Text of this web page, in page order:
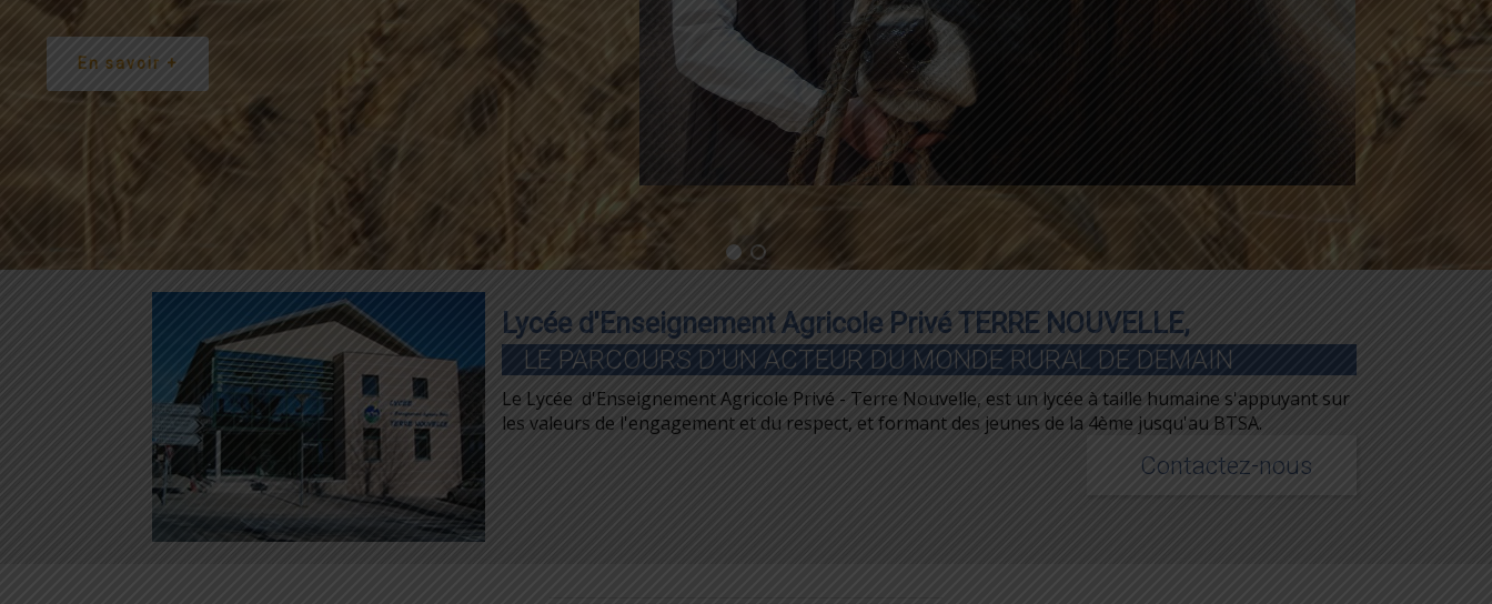
En savoir +
Lycée d'Enseignement Agricole Privé TERRE NOUVELLE,
LE PARCOURS D'UN ACTEUR DU MONDE RURAL DE DEMAIN
Le Lycée d'Enseignement Agricole Privé - Terre Nouvelle, est un lycée à taille humaine s'appuyant sur
les valeurs de l'engagement et du respect, et formant des jeunes de la 4ème jusqu'au BTSA.
Contactez-nous